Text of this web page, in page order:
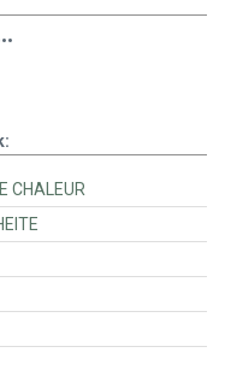
DE CHALEUR